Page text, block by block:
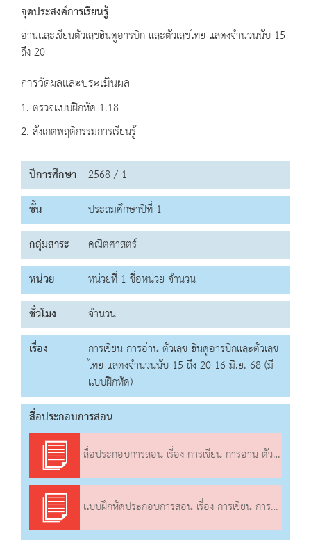
จุดประสงค์การเรียนรู้
อ่านและเขียนตัวเลขฮินดูอารบิก และตัวเลขไทย แสดงจำนวนนับ 15
ถึง 20
การวัดผลและประเมินผล
1. ตรวจแบบฝึกหัด 1.18
2. สังเกตพฤติกรรมการเรียนรู้
ปีการศึกษา 2568 / 1
ชั้น
ประถมศึกษาปีที่ 1
กลุ่มสาระ
คณิตศาสตร์
หน่วย
หน่วยที่ 1 ชื่อหน่วย จำนวน
ชั่วโมง
จำนวน
เรื่อง
การเขียน การอ่าน ตัวเลข ฮินดูอารบิกและตัวเลข
ไทย แสดงจำนวนนับ 15 ถึง 20 16 มิ.ย. 68 (มี
แบบฝึกหัด)
สื่อประกอบการสอน
สื่อประกอบการสอน เรื่อง การเขียน การอ่าน ตัวเลข ฮินดูอารบิกและตัวเลขไทย แสดงจำนวนนับ 15 ถึง 20
แบบฝึกหัดประกอบการสอน เรื่อง การเขียน การอ่าน ตัวเลข ฮินดูอารบิกและตัวเลขไทย แสดงจำนวนนับ 15 ถึง 20